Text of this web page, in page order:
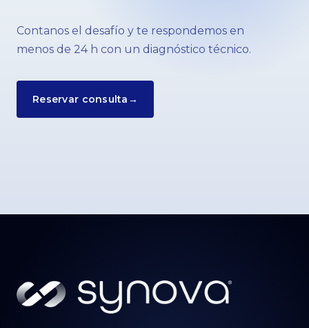
Contanos el desafío y te respondemos en
menos de 24 h con un diagnóstico técnico.
Reservar consulta →